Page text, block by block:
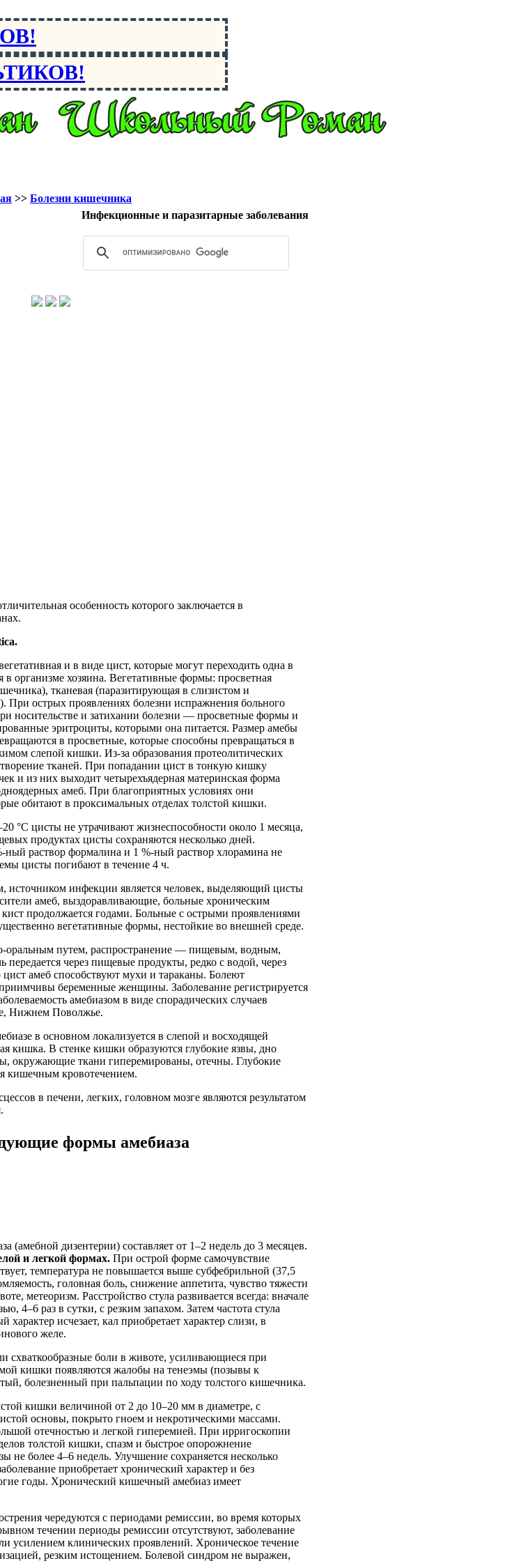
>> Болезни кишечника
Инфекционные и паразитарные заболевания
особенность которого заключается в
и в виде цист, которые могут переходить одна в
организме хозяина. Вегетативные формы: просветная
тканевая (паразитирующая в слизистом и
При острых проявлениях болезни испражнения больного
носительстве и затихании болезни — просветные формы и
эритроциты, которыми она питается. Размер амебы
в просветные, которые способны превращаться в
слепой кишки. Из-за образования протеолитических
тканей. При попадании цист в тонкую кишку
и из них выходит четырехъядерная материнская форма
амеб. При благоприятных условиях они
обитают в проксимальных отделах толстой кишки.
°C цисты не утрачивают жизнеспособности около 1 месяца,
продуктах цисты сохраняются несколько дней.
раствор формалина и 1 %-ный раствор хлорамина не
цисты погибают в течение 4 ч.
источником инфекции является человек, выделяющий цисты
амеб, выздоравливающие, больные хроническим
продолжается годами. Больные с острыми проявлениями
вегетативные формы, нестойкие во внешней среде.
оральным путем, распространение — пищевым, водным,
передается через пищевые продукты, редко с водой, через
амеб способствуют мухи и тараканы. Болеют
беременные женщины. Заболевание регистрируется
амебиазом в виде спорадических случаев
Нижнем Поволжье.
в основном локализуется в слепой и восходящей
кишка. В стенке кишки образуются глубокие язвы, дно
окружающие ткани гиперемированы, отечны. Глубокие
кишечным кровотечением.
в печени, легких, головном мозге являются результатом
формы амебиаза
дизентерии) составляет от 1–2 недель до 3 месяцев.
и легкой формах. При острой форме самочувствие
температура не повышается выше субфебрильной (37,5
головная боль, снижение аппетита, чувство тяжести
метеоризм. Расстройство стула развивается всегда: вначале
4–6 раз в сутки, с резким запахом. Затем частота стула
характер исчезает, кал приобретает характер слизи, в
желе.
боли в животе, усиливающиеся при
кишки появляются жалобы на тенеэмы (позывы к
болезненный при пальпации по ходу толстого кишечника.
кишки величиной от 2 до 10–20 мм в диаметре, с
основы, покрыто гноем и некротическими массами.
отечностью и легкой гиперемией. При ирригоскопии
толстой кишки, спазм и быстрое опорожнение
не более 4–6 недель. Улучшение сохраняется несколько
приобретает хронический характер и без
годы. Хронический кишечный амебиаз имеет
чередуются с периодами ремиссии, во время которых
течении периоды ремиссии отсутствуют, заболевание
усилением клинических проявлений. Хроническое течение
резким истощением. Болевой синдром не выражен,